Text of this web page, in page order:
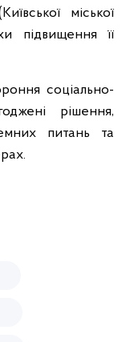
міської
підвищення її
соціально-
рішення,
питань та